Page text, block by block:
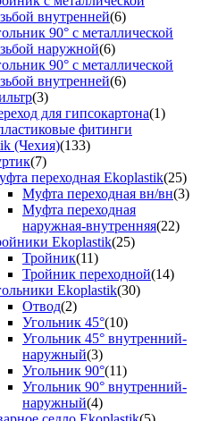
внутренней(6)
90° с металлической
наружной(6)
90° с металлической
внутренней(6)
(3)
для гипсокартона(1)
фитинги
(Чехия)(133)
(7)
переходная Ekoplastik(25)
Муфта переходная вн/вн(3)
Муфта переходная
наружная-внутренняя(22)
Ekoplastik(25)
Тройник(11)
Тройник переходной(14)
Ekoplastik(30)
Отвод(2)
Угольник 45°(10)
Угольник 45° внутренний-
наружный(3)
Угольник 90°(11)
Угольник 90° внутренний-
наружный(4)